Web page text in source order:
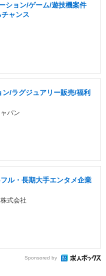
ション/ゲーム/遊技機案件
ャンス
/ラグジュアリー販売/福利
パン
ル・長期大手エンタメ企業
式会社
Sponsored by